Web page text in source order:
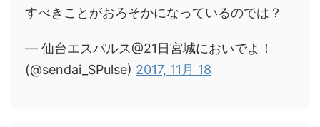
すべきことがおろそかになっているのでは？
— 仙台エスパルス@21日宮城においでよ！
(@sendai_SPulse) 2017, 11月 18